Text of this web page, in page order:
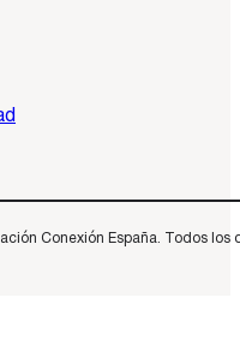
Conexión España. Todos los